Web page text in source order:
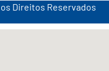
Direitos Reservados